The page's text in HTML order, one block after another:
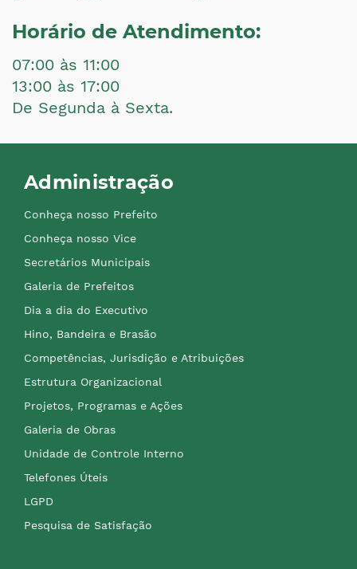
Horário de Atendimento:
07:00 às 11:00
13:00 às 17:00
De Segunda à Sexta.
Administração
Conheça nosso Prefeito
Conheça nosso Vice
Secretários Municipais
Galeria de Prefeitos
Dia a dia do Executivo
Hino, Bandeira e Brasão
Competências, Jurisdição e Atribuições
Estrutura Organizacional
Projetos, Programas e Ações
Galeria de Obras
Unidade de Controle Interno
Telefones Úteis
LGPD
Pesquisa de Satisfação